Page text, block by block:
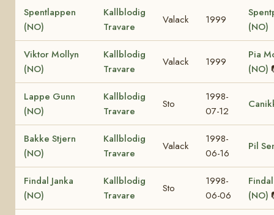
Spentlappen
(NO)
Kallblodig
Travare
Valack 1999
(NO)
Viktor Mollyn
(NO)
Kallblodig
Travare
Valack 1999
Pia
(NO)
Lappe Gunn
(NO)
Kallblodig
Travare
Sto
1998-
07-12
Bakke Stjern
(NO)
Kallblodig
Travare
Valack
1998-
06-16
Pil
Findal Janka
(NO)
Kallblodig
Travare
Sto
1998-
06-06
(NO)